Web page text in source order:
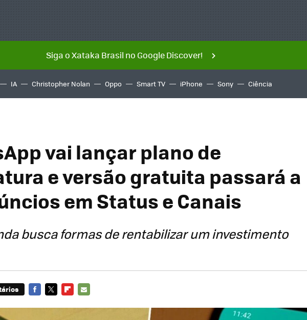
Siga o Xataka Brasil no Google Discover!
IA Christopher Nolan Oppo Smart TV iPhone Sony Ciência
vai lançar plano de
e versão gratuita passará a
em Status e Canais
busca formas de rentabilizar um investimento